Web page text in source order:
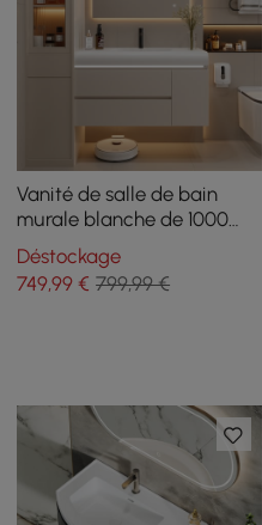
Vanité de salle de bain
murale blanche de 1000
mm avec de nombreux
rangements et une lumière
réglable
Déstockage
749,99 € 799,99 €